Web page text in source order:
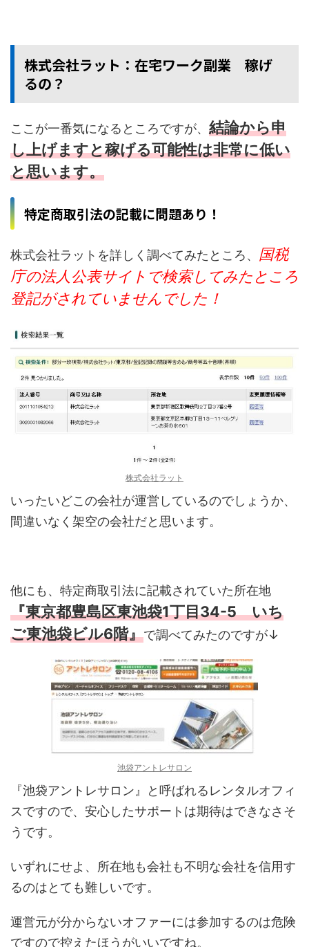
株式会社ラット：在宅ワーク副業 稼げ
るの？
ここが一番気になるところですが、 結論から申
し上げますと稼げる可能性は非常に低い
と思います。
特定商取引法の記載に問題あり！
株式会社ラットを詳しく調べてみたところ、 国税
庁の法人公表サイトで検索してみたところ
登記がされていませんでした！
株式会社ラット
いったいどこの会社が運営しているのでしょうか、
間違いなく架空の会社だと思います。
他にも、特定商取引法に記載されていた所在地
『東京都豊島区東池袋1丁目34-5 いち
ご東池袋ビル6階』で調べてみたのですが↓
池袋アントレサロン
『池袋アントレサロン』と呼ばれるレンタルオフィ
スですので、安心したサポートは期待はできなさそ
うです。
いずれにせよ、所在地も会社も不明な会社を信用す
るのはとても難しいです。
運営元が分からないオファーには参加するのは危険
ですので控えたほうがいいですね。